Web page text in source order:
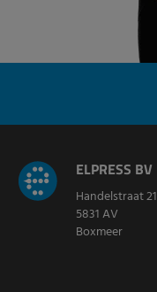
ELPRESS BV
Handelstraat 21
5831 AV
Boxmeer